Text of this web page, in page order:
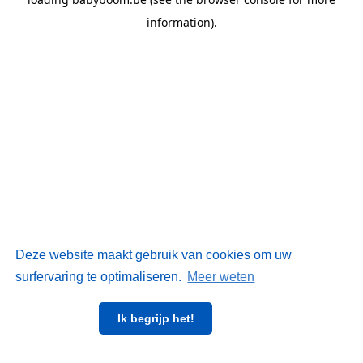
Deze website maakt gebruik van cookies om uw
surfervaring te optimaliseren. Meer weten
Ik begrijp het!
information).